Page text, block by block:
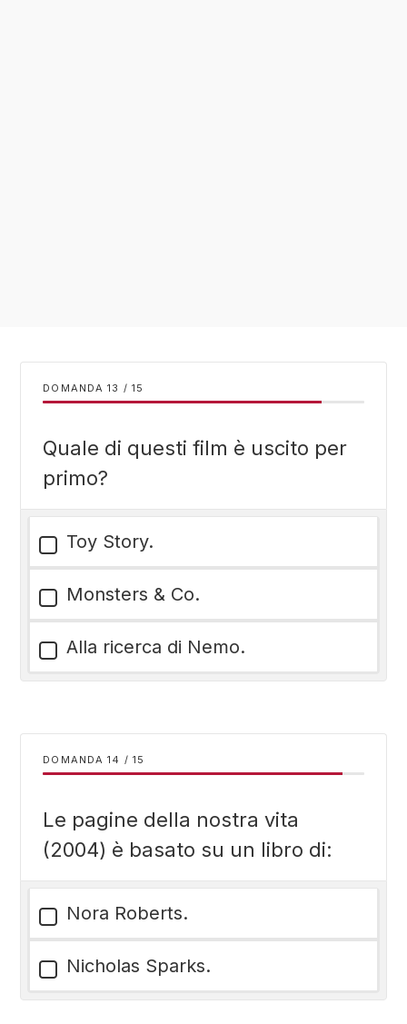
DOMANDA / 15
Quale di questi film è uscito per
primo?
Toy Story.
Monsters & Co.
Alla ricerca di Nemo.
DOMANDA / 15
Le pagine della nostra vita
(2004) è basato su un libro di:
Nora Roberts.
Nicholas Sparks.